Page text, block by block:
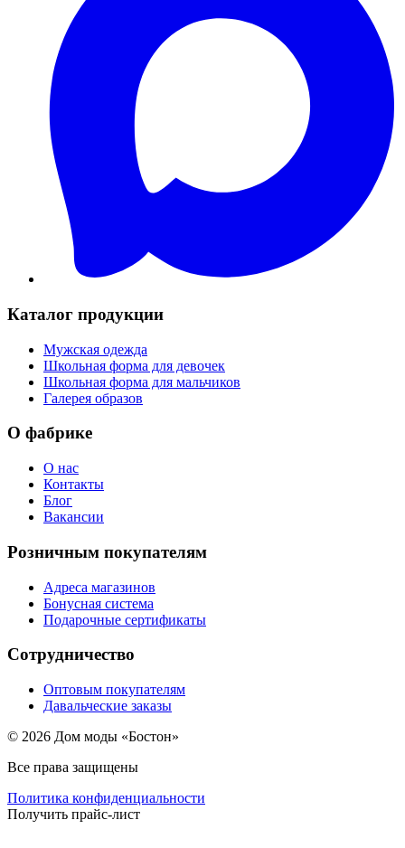
Каталог продукции
Мужская одежда
Школьная форма для девочек
Школьная форма для мальчиков
Галерея образов
О фабрике
О нас
Контакты
Блог
Вакансии
Розничным покупателям
Адреса магазинов
Бонусная система
Подарочные сертификаты
Сотрудничество
Оптовым покупателям
Давальческие заказы
© 2026 Дом моды «Бостон»
Все права защищены
Политика конфиденциальности
Получить прайс-лист